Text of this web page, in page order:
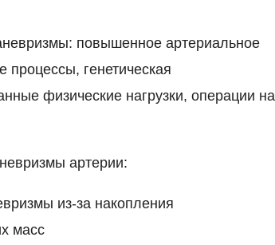
повышенное артериальное
процессы, генетическая
физические нагрузки, операции на
артерии:
из-за накопления
масс